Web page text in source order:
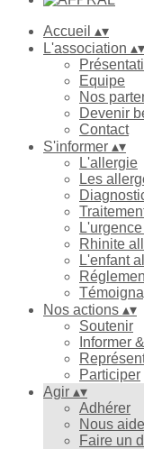
Accueil ▴▾
L'association ▴▾
Equipe
Nos
Devenir
Contact
S'informer ▴▾
L'allergie
Les
Rhinite
L'enfant
Nos actions ▴▾
Soutenir
Informer
Participer
Agir ▴▾
Adhérer
Nous
Faire un